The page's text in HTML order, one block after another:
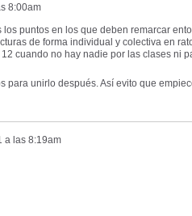
8:00am
puntos en los que deben remarcar
de forma individual y colectiva en
cuando no hay nadie por las clases ni
para unirlo después. Así evito que
a las 8:19am